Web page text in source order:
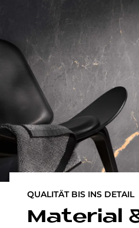
QUALITÄT BIS INS DETAIL
Ma­te­rial